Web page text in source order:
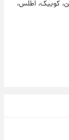
کوییک، اطلس،